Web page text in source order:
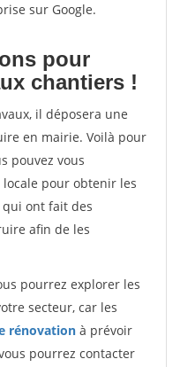
sur Google.
pour
chantiers !
il déposera une
en mairie. Voilà pour
pouvez vous
pour obtenir les
ont fait des
afin de les
pourrez explorer les
secteur, car les
rénovation à prévoir
pourrez contacter